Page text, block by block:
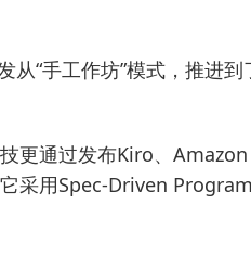
“手工作坊”模式，推进
更通过发布Kiro、
采用Spec-Driven